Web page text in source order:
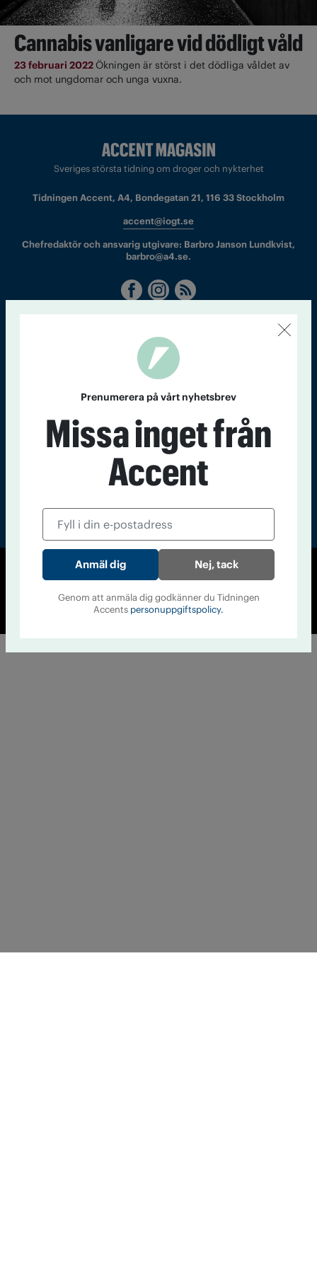
Cannabis vanligare vid dödligt våld
23 februari 2022 Ökningen är störst i det dödliga våldet av
och mot ungdomar och unga vuxna.
Sveriges största tidning om droger och nykterhet
Tidningen Accent, A4, Bondegatan 21, 116 33 Stockholm
accent@iogt.se
Chefredaktör och ansvarig utgivare: Barbro Janson Lundkvist,
barbro@a4.se.
nummer av
Accent
© Tidningen Accent 2026
Cookiepolicy
Personuppgiftspolicy
Prenumerera på vårt nyhetsbrev
Missa inget från
Accent
Nej, tack
Genom att anmäla dig godkänner du Tidningen
Accents personuppgiftspolicy.